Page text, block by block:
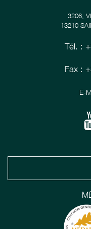
3206,
13210
Tél. :
Fax :
E-